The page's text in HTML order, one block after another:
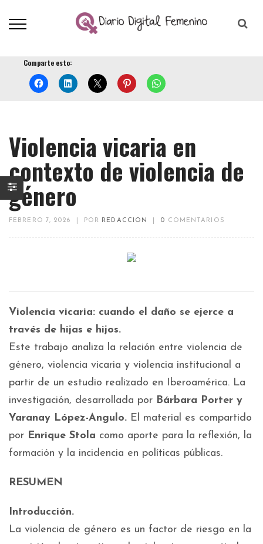
Comparte esto:
Violencia vicaria en
contexto de violencia de
género
FEBRERO 7, 2026 POR REDACCION 0 COMENTARIOS
Violencia vicaria: cuando el daño se ejerce a
través de hijas e hijos.
Este trabajo analiza la relación entre violencia de
género, violencia vicaria y violencia institucional a
partir de un estudio realizado en Iberoamérica. La
investigación, desarrollada por Bárbara Porter y
Yaranay López-Angulo. El material es compartido
por Enrique Stola como aporte para la reflexión, la
formación y la incidencia en políticas públicas.
RESUMEN
Introducción.
La violencia de género es un factor de riesgo en la